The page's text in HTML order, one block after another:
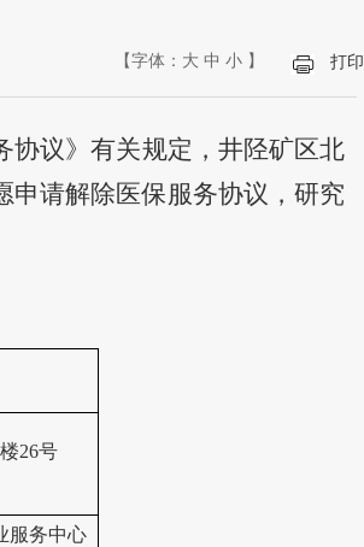
【字体： 大 中 小 】 打印
协议》有关规定，井陉矿区北
申请解除医保服务协议，研究
26号
服务中心